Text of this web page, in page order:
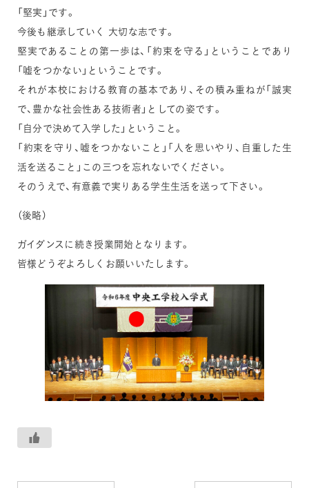
「堅実」です。
今後も継承していく 大切な志です。
堅実であることの第一歩は、「約束を守る」ということであり
「嘘をつかない」ということです。
それが本校における教育の基本であり、その積み重ねが「誠実
で、豊かな社会性ある技術者」としての姿です。
「自分で決めて入学した」ということ。
「約束を守り、嘘をつかないこと」「人を思いやり、自重した生
活を送ること」この三つを忘れないでください。
そのうえで、有意義で実りある学生生活を送って下さい。
（後略）
ガイダンスに続き授業開始となります。
皆様どうぞよろしくお願いいたします。